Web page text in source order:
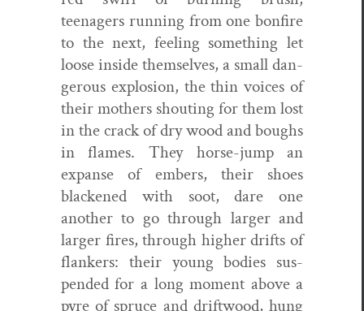
teenagers run­ning from one bon­fire
to the next, feel­ing some­thing let
loose inside them­selves, a small dan­
ger­ous explo­sion, the thin voic­es of
their moth­ers shout­ing for them lost
in the crack of dry wood and boughs
in flames. They horse-jump an
expanse of embers, their shoes
black­ened with soot, dare one
anoth­er to go through larg­er and
larg­er fires, through high­er drifts of
flankers: their young bod­ies sus­
pend­ed for a long moment above a
pyre of spruce and drift­wood, hung